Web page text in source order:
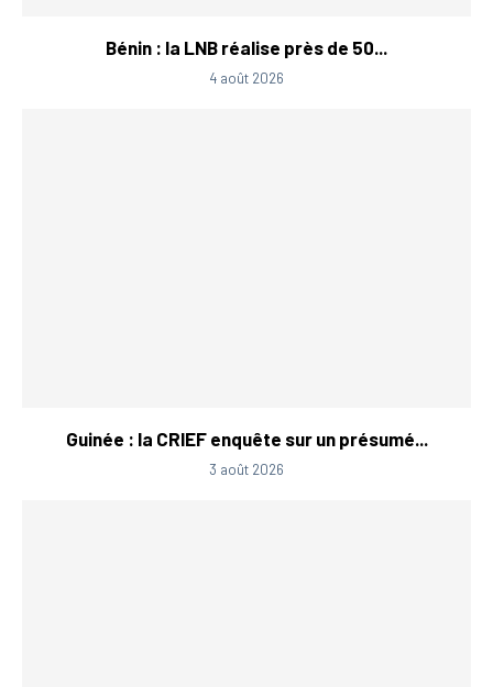
Bénin : la LNB réalise près de 50...
4 août 2026
Guinée : la CRIEF enquête sur un présumé...
3 août 2026